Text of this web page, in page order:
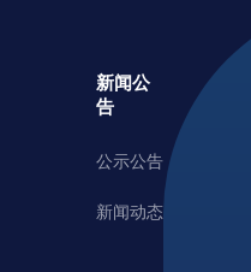
新闻公
告
公示公告
新闻动态